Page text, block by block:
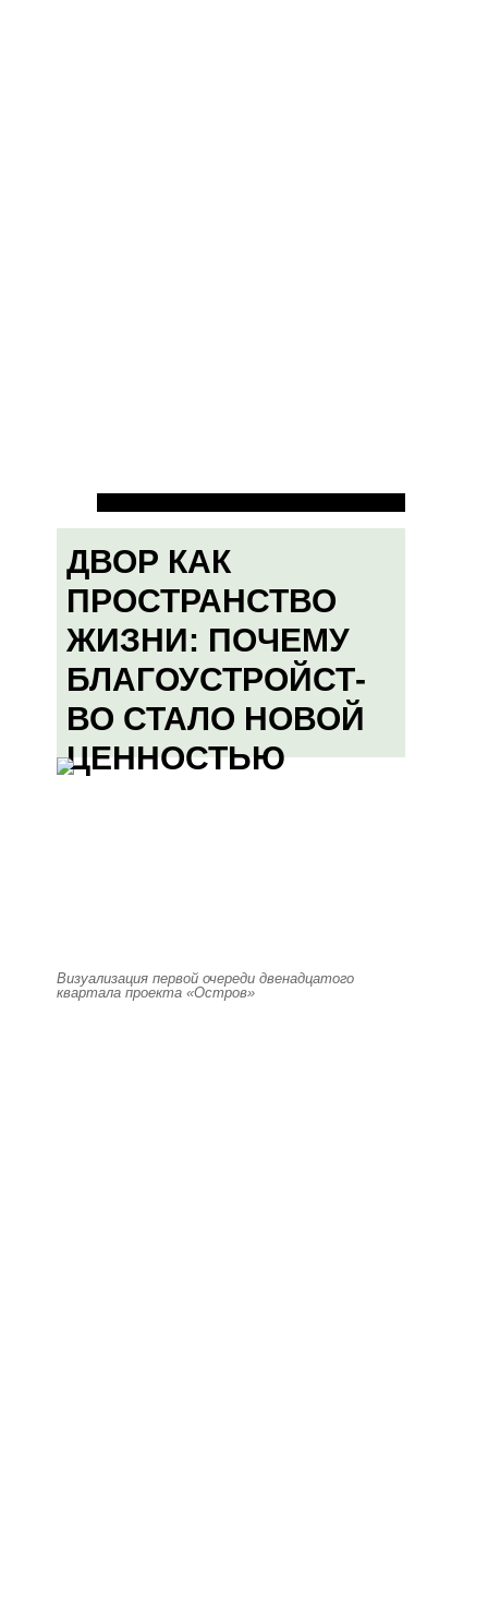
ДВОР КАК
ПРОСТРАНСТВО
ЖИЗНИ: ПОЧЕМУ
БЛАГОУСТРОЙСТ-
ВО СТАЛО НОВОЙ
ЦЕННОСТЬЮ
Визуализация первой очереди двенадцатого
квартала проекта «Остров»